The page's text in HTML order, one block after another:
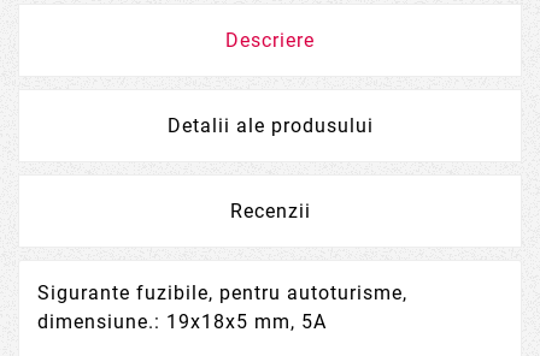
Descriere
Detalii ale produsului
Recenzii
Sigurante fuzibile, pentru autoturisme,
dimensiune.: 19x18x5 mm, 5A